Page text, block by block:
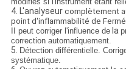
4. L'analyseurcomplètement
point d'inflammabilité de
II peut corriger l'influence dela
correction automatiquement.
5. Détection différentielle.
systématique.